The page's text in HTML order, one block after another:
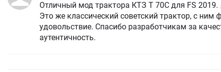
Отличный мод трактора КТЗ Т 70С для FS 2019.
Это же классический советский трактор, с ним
удовольствие. Спасибо разработчикам за
аутентичность.